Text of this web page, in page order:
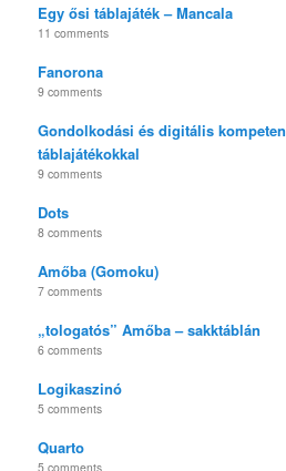
Egy ősi táblajáték – Mancala
11 comments
Fanorona
9 comments
Gondolkodási és digitális
táblajátékokkal
9 comments
Dots
8 comments
Amőba (Gomoku)
7 comments
„tologatós” Amőba – sakktáblán
6 comments
Logikaszinó
5 comments
Quarto
5 comments